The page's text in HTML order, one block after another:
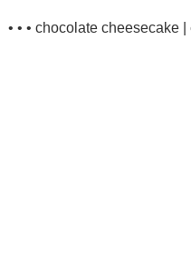
• • • chocolate cheesecake